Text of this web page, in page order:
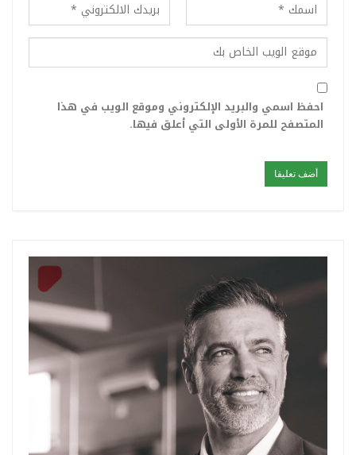
احفظ اسمي والبريد الإلكتروني وموقع الويب في هذا
المتصفح للمرة الأولى التي أعلق فيها.